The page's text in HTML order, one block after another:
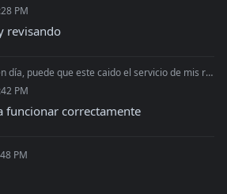
PM
revisando
caido el servicio de mis retenciones? venia funcionando todo joya hasta hace 2 días que me tira: {"message":"No static resource ap
PM
funcionar correctamente
PM